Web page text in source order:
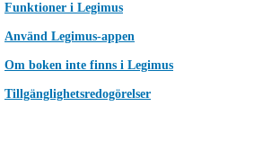
Funktioner i Legimus
Använd Legimus-appen
Om boken inte finns i Legimus
Tillgänglighetsredogörelser